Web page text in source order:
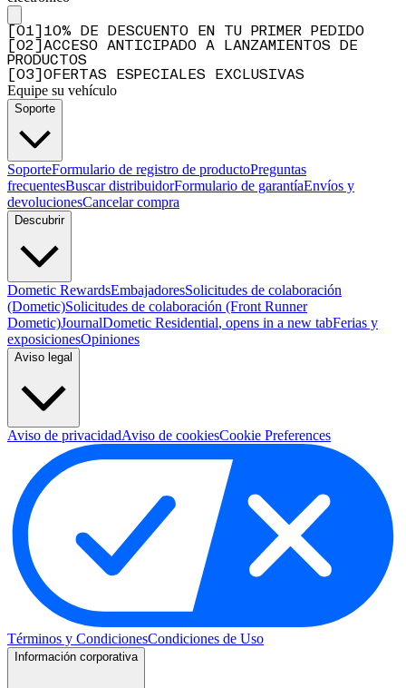
Semplice e comodo
"Questo cavo mi permette di alimentare il mio portapacchi senza la necessità di realizzare
un impianto elettrico. Lo collego direttamente alla presa accendisigari dell’auto e porto la
corrente fino al tetto dell’auto"
—Raffaele L.( 5/5)
Q&A
01
10% DE DESCUENTO EN TU PRIMER PEDIDO
02
ACCESO ANTICIPADO A LANZAMIENTOS DE
PRODUCTOS
03 OFERTAS ESPECIALES EXCLUSIVAS
Equipe su vehículo
Soporte
SoporteFormulario de registro de productoPreguntas
frecuentesBuscar distribuidorFormulario de garantíaEnvíos y
devolucionesCancelar compra
Descubrir
Dometic RewardsEmbajadoresSolicitudes de colaboración
(Dometic)Solicitudes de colaboración (Front Runner
Dometic)JournalDometic Residential, opens in a new tabFerias y
exposicionesOpiniones
Aviso legal
Aviso de privacidadAviso de cookiesCookie Preferences
Términos y CondicionesCondiciones de Uso
Información corporativa